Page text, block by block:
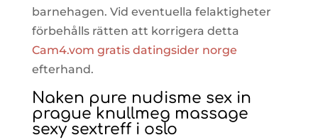
barnehagen. Vid eventuella felaktigheter
förbehålls rätten att korrigera detta
Cam4.vom gratis datingsider norge
efterhand.
Naken pure nudisme sex in
prague knullmeg massage
sexy sextreff i oslo